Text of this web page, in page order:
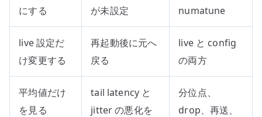
にする
が未設定
numatune
live 設定だ
け変更する
再起動後に元へ
戻る
live と config
の両方
平均値だけ
を見る
tail latency と
jitter の悪化を
分位点、
drop、再送、